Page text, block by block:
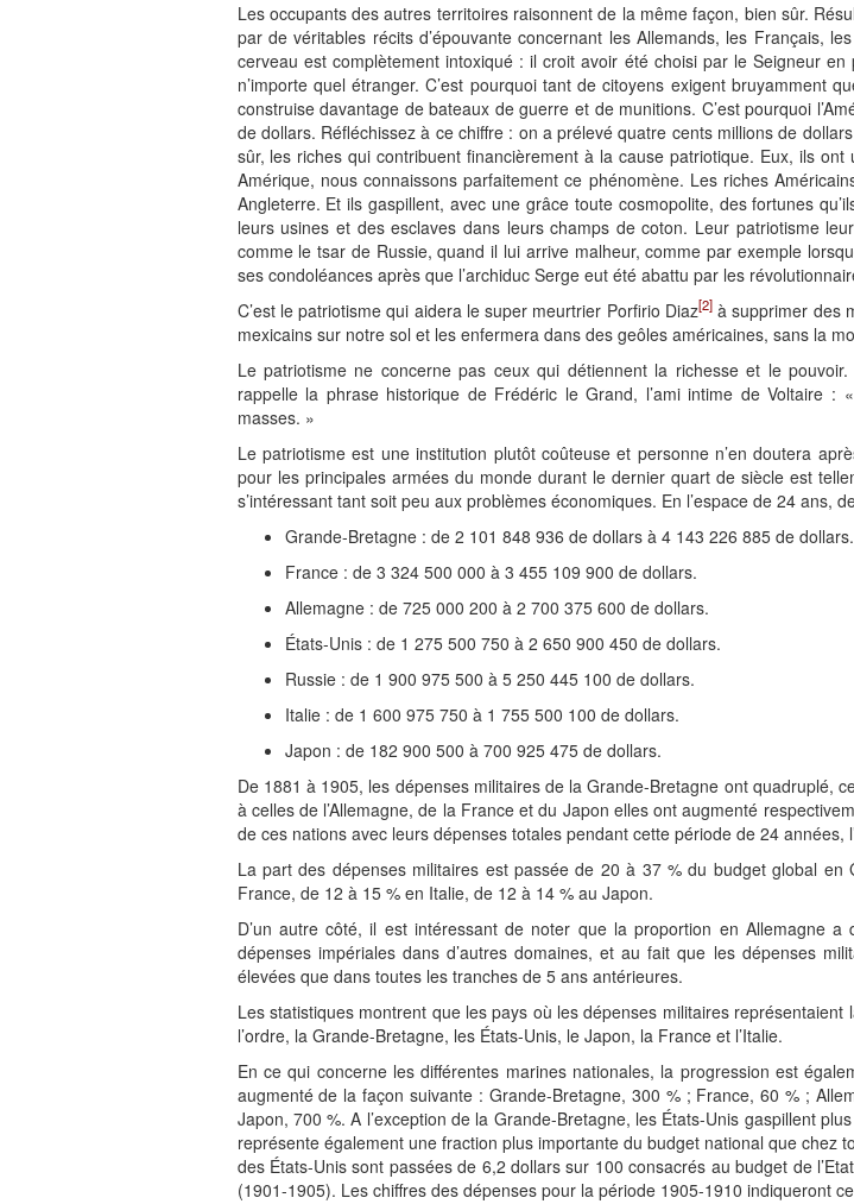
Les occupants des autres territoires raisonnent de la même façon, bien sûr.
par de véritables récits d’épouvante concernant les Allemands, les Français,
cerveau est complètement intoxiqué : il croit avoir été choisi par le Seigneur
n’importe quel étranger. C’est pourquoi tant de citoyens exigent bruyamment
construise davantage de bateaux de guerre et de munitions. C’est pourquoi
de dollars. Réfléchissez à ce chiffre : on a prélevé quatre cents millions de
sûr, les riches qui contribuent financièrement à la cause patriotique. Eux, ils
Amérique, nous connaissons parfaitement ce phénomène. Les riches
Angleterre. Et ils gaspillent, avec une grâce toute cosmopolite, des fortunes
leurs usines et des esclaves dans leurs champs de coton. Leur patriotisme
comme le tsar de Russie, quand il lui arrive malheur, comme par exemple
ses condoléances après que l’archiduc Serge eut été abattu par les
C’est le patriotisme qui aidera le super meurtrier Porfirio Diaz[2]à supprimer des
mexicains sur notre sol et les enfermera dans des geôles américaines, sans la
Le patriotisme ne concerne pas ceux qui détiennent la richesse et le
rappelle la phrase historique de Frédéric le Grand, l’ami intime de Voltaire
masses. »
Le patriotisme est une institution plutôt coûteuse et personne n’en doutera
pour les principales armées du monde durant le dernier quart de siècle est
s’intéressant tant soit peu aux problèmes économiques. En l’espace de 24 ans,
Grande-Bretagne : de 2 101 848 936 de dollars à 4 143 226 885 de dollars.
France : de 3 324 500 000 à 3 455 109 900 de dollars.
Allemagne : de 725 000 200 à 2 700 375 600 de dollars.
États-Unis : de 1 275 500 750 à 2 650 900 450 de dollars.
Russie : de 1 900 975 500 à 5 250 445 100 de dollars.
Italie : de 1 600 975 750 à 1 755 500 100 de dollars.
Japon : de 182 900 500 à 700 925 475 de dollars.
De 1881 à 1905, les dépenses militaires de la Grande-Bretagne ont quadruplé,
à celles de l’Allemagne, de la France et du Japon elles ont augmenté
de ces nations avec leurs dépenses totales pendant cette période de 24 années,
La part des dépenses militaires est passée de 20 à 37 % du budget global
France, de 12 à 15 % en Italie, de 12 à 14 % au Japon.
D’un autre côté, il est intéressant de noter que la proportion en Allemagne
dépenses impériales dans d’autres domaines, et au fait que les dépenses
élevées que dans toutes les tranches de 5 ans antérieures.
Les statistiques montrent que les pays où les dépenses militaires
l’ordre, la Grande-Bretagne, les États-Unis, le Japon, la France et l’Italie.
En ce qui concerne les différentes marines nationales, la progression est
augmenté de la façon suivante : Grande-Bretagne, 300 % ; France, 60 % ;
Japon, 700 %. A l’exception de la Grande-Bretagne, les États-Unis gaspillent
représente également une fraction plus importante du budget national que chez
des États-Unis sont passées de 6,2 dollars sur 100 consacrés au budget de
(1901-1905). Les chiffres des dépenses pour la période 1905-1910 indiqueront